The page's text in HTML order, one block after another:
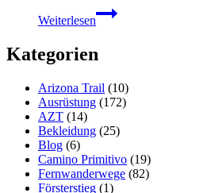
Weiterlesen
Pacific
Crest
–
Westen
der
Kategorien
Arizona Trail (10)
Ausrüstung (172)
AZT (14)
Bekleidung (25)
Blog (6)
Camino Primitivo (19)
Fernwanderwege (82)
Försterstieg (1)